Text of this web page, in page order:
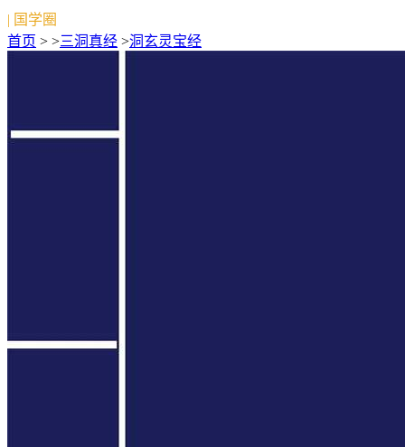
| 国学圈
首页 > >三洞真经 >洞玄灵宝经